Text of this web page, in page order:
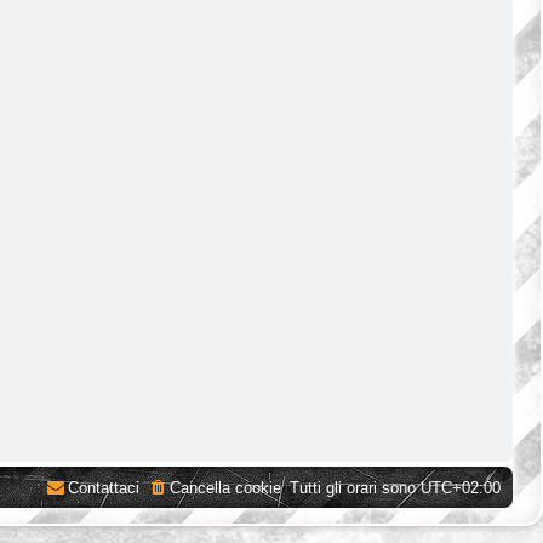
Tutti gli orari sonoUTC+02:00
Cancella cookie
Contattaci